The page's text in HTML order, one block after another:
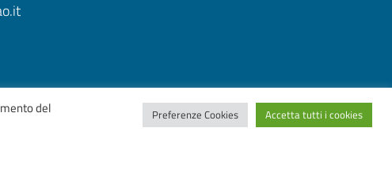
del Preferenze Cookies Accetta tutti i cookies